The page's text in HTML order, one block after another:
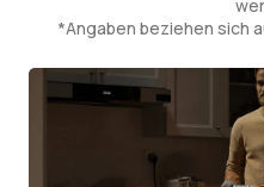
*Angaben beziehen sich